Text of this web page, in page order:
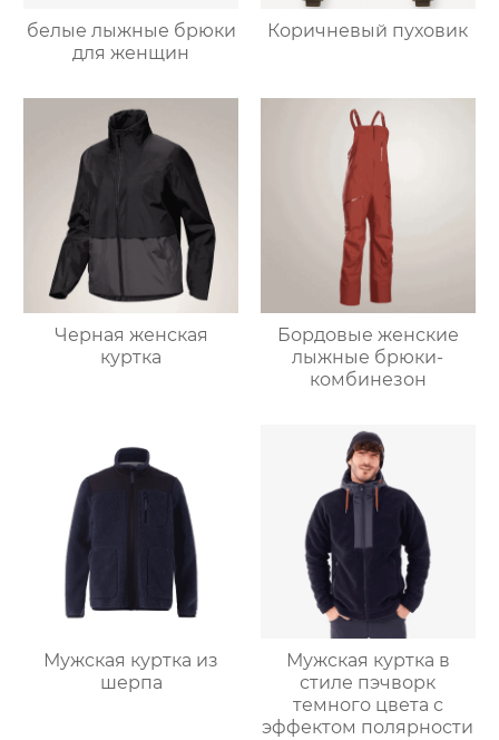
белые лыжные брюки
для женщин
Коричневый пуховик
Черная женская
куртка
Бордовые женские
лыжные брюки-
комбинезон
Мужская куртка из
шерпа
Мужская куртка в
стиле пэчворк
темного цвета с
эффектом полярности